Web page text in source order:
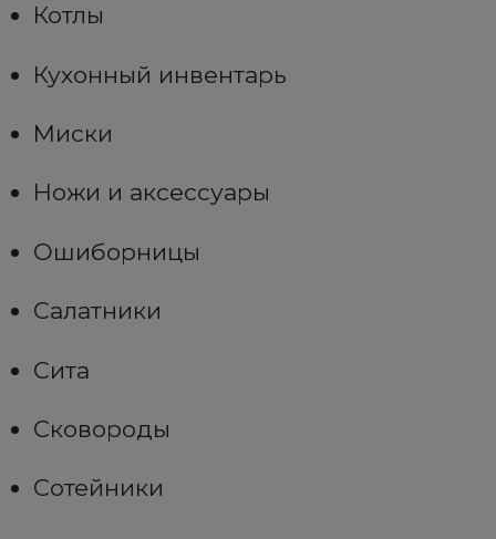
Котлы
Кухонный инвентарь
Миски
Ножи и аксессуары
Ошиборницы
Салатники
Сита
Сковороды
Сотейники